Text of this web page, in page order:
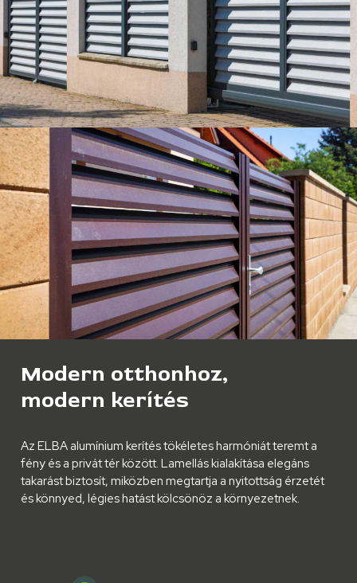
Modern otthonhoz,
modern kerítés
Az ELBA alumínium kerítés tökéletes harmóniát teremt a
fény és a privát tér között. Lamellás kialakítása elegáns
takarást biztosít, miközben megtartja a nyitottság érzetét
és könnyed, légies hatást kölcsönöz a környezetnek.